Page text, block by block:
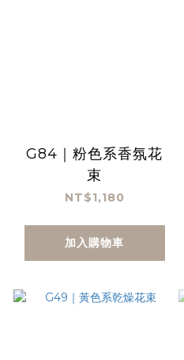
G84｜粉色系香氛花
束
NT$1,180
加入購物車